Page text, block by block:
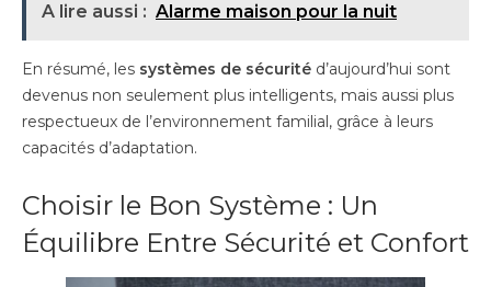
A lire aussi : Alarme maison pour la nuit
En résumé, les systèmes de sécurité d’aujourd’hui sont
devenus non seulement plus intelligents, mais aussi plus
respectueux de l’environnement familial, grâce à leurs
capacités d’adaptation.
Choisir le Bon Système : Un
Équilibre Entre Sécurité et Confort